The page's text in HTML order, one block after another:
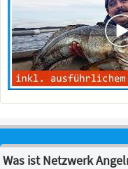
Was ist Netzwerk